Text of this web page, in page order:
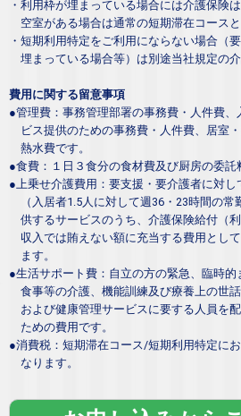
・利用枠が埋まっている場合には介護保険
空室がある場合は通常の短期滞在コース
・短期利用特定をご利用にならない場合（
埋まっている場合等）は別途当社規定の
費用に関する留意事項
●管理費：事務管理部署の事務費・人件費
ビス提供のための事務費・人件費、居室
熱水費です。
●食費：１日３食分の食材費及び厨房の委託
●上乗せ介護費用：要支援・要介護者に対
（入居者1.5人に対して週36・23時間の
供するサービスのうち、介護保険給付（
収入では賄えない額に充当する費用とし
ます。
●生活サポート費：自立の方の緊急、臨時的
食事等の介護、機能訓練及び療養上の世
および健康管理サービスに要する人員を
ための費用です。
●消費税：短期滞在コース/短期利用特定に
なります。